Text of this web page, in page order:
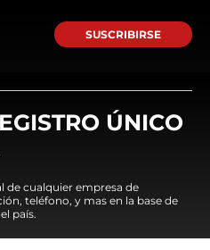
SUSCRIBIRSE
ÚNICO
de cualquier empresa de
teléfono, y mas en la base de
país.